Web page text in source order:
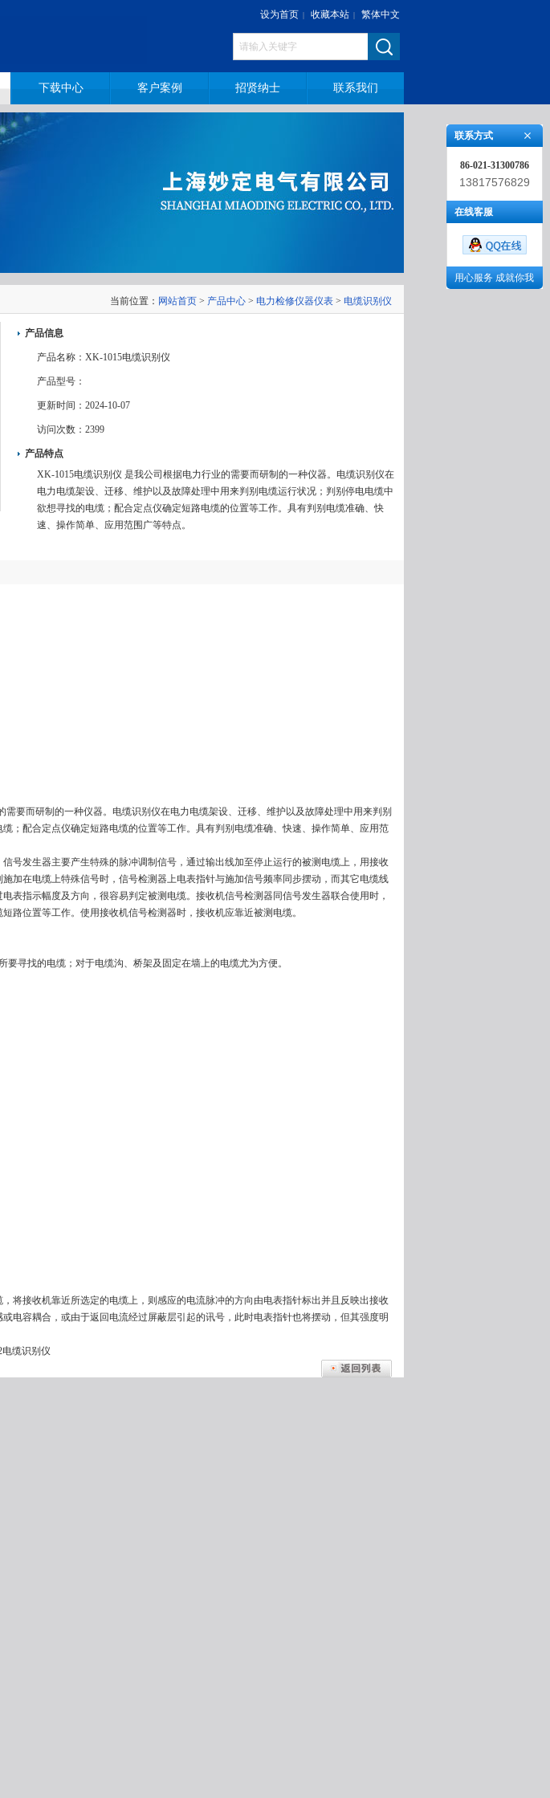
设为首页 | 收藏本站 | 繁体中文
下载中心 客户案例 招贤纳士 联系我们
当前位置： 网站首页 > 产品中心 > 电力检修仪器仪表 > 电缆识别仪
产品信息
产品名称： XK-1015电缆识别仪
产品型号：
更新时间： 2024-10-07
访问次数： 2399
产品特点
XK-1015电缆识别仪 是我公司根据电力行业的需要而研制的一种仪器。电缆识别仪在
电力电缆架设、迁移、维护以及故障处理中用来判别电缆运行状况；判别停电电缆中
欲想寻找的电缆；配合定点仪确定短路电缆的位置等工作。具有判别电缆准确、快
速、操作简单、应用范围广等特点。
要而研制的一种仪器。电缆识别仪在电力电缆架设、迁移、维护以及故障处理中用来判别
；配合定点仪确定短路电缆的位置等工作。具有判别电缆准确、快速、操作简单、应用范
号发生器主要产生特殊的脉冲调制信号，通过输出线加至停止运行的被测电缆上，用接收
加在电缆上特殊信号时，信号检测器上电表指针与施加信号频率同步摆动，而其它电缆线
表指示幅度及方向，很容易判定被测电缆。接收机信号检测器同信号发生器联合使用时，
路位置等工作。使用接收机信号检测器时，接收机应靠近被测电缆。
寻找的电缆；对于电缆沟、桥架及固定在墙上的电缆尤为方便。
将接收机靠近所选定的电缆上，则感应的电流脉冲的方向由电表指针标出并且反映出接收
电容耦合，或由于返回电流经过屏蔽层引起的讯号，此时电表指针也将摆动，但其强度明
电缆识别仪
联系方式
86-021-31300786
13817576829
在线客服
用心服务 成就你我